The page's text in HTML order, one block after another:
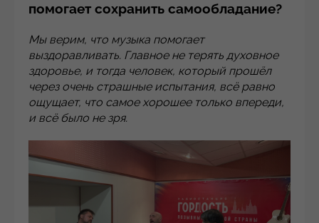
помогает сохранить самообладание?
Мы верим, что музыка помогает
выздоравливать. Главное не терять духовное
здоровье, и тогда человек, который прошёл
через очень страшные испытания, всё равно
ощущает, что самое хорошее только впереди,
и всё было не зря.